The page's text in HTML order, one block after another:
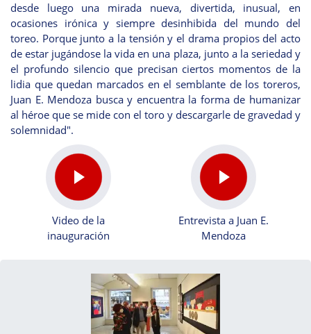
desde luego una mirada nueva, divertida, inusual, en
ocasiones irónica y siempre desinhibida del mundo del
toreo. Porque junto a la tensión y el drama propios del acto
de estar jugándose la vida en una plaza, junto a la seriedad y
el profundo silencio que precisan ciertos momentos de la
lidia que quedan marcados en el semblante de los toreros,
Juan E. Mendoza busca y encuentra la forma de humanizar
al héroe que se mide con el toro y descargarle de gravedad y
solemnidad".
Video de la
inauguración
Entrevista a Juan E.
Mendoza